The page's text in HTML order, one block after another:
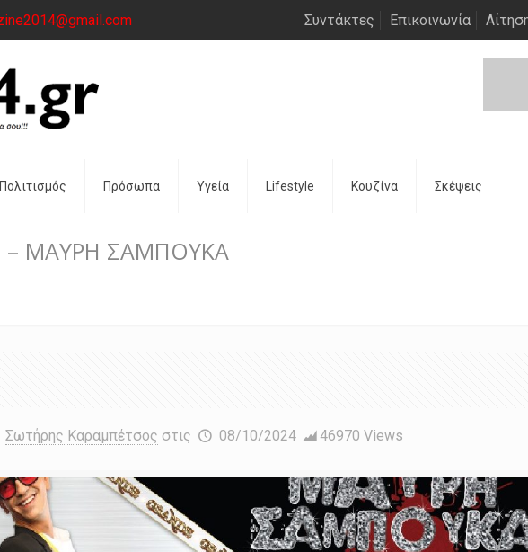
Συντάκτες Επικοινωνία
Πολιτισμός Πρόσωπα Υγεία Lifestyle Κουζίνα Σκέψεις
– ΜΑΥΡΗ ΣΑΜΠΟΥΚΑ
Σωτήρης Καραμπέτσος στις 08/10/2024 46970 Views